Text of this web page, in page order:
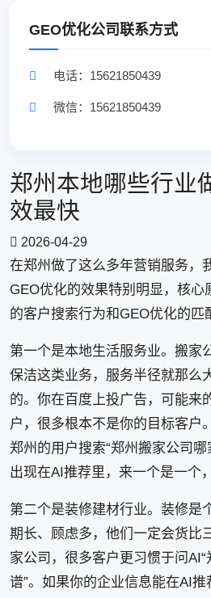
GEO优化公司联系方式
电话：15621850439
微信：15621850439
郑州本地哪些行业
效最快
2026-04-29
在郑州做了这么多年营销服务，
GEO优化的效果特别明显，核心
的客户搜索行为和GEO优化的匹
第一个是本地生活服务业。搬家
保洁这类业务，服务半径就那么
的。你在百度上投广告，可能来
户，很多根本不是你的目标客户
郑州的用户搜索“郑州搬家公司
出现在AI推荐里，来一个是一个
第二个是装修建材行业。装修是
期长、顾虑多，他们一定会货比
家公司，很多客户更习惯于问
谱”。如果你的企业信息能在AI